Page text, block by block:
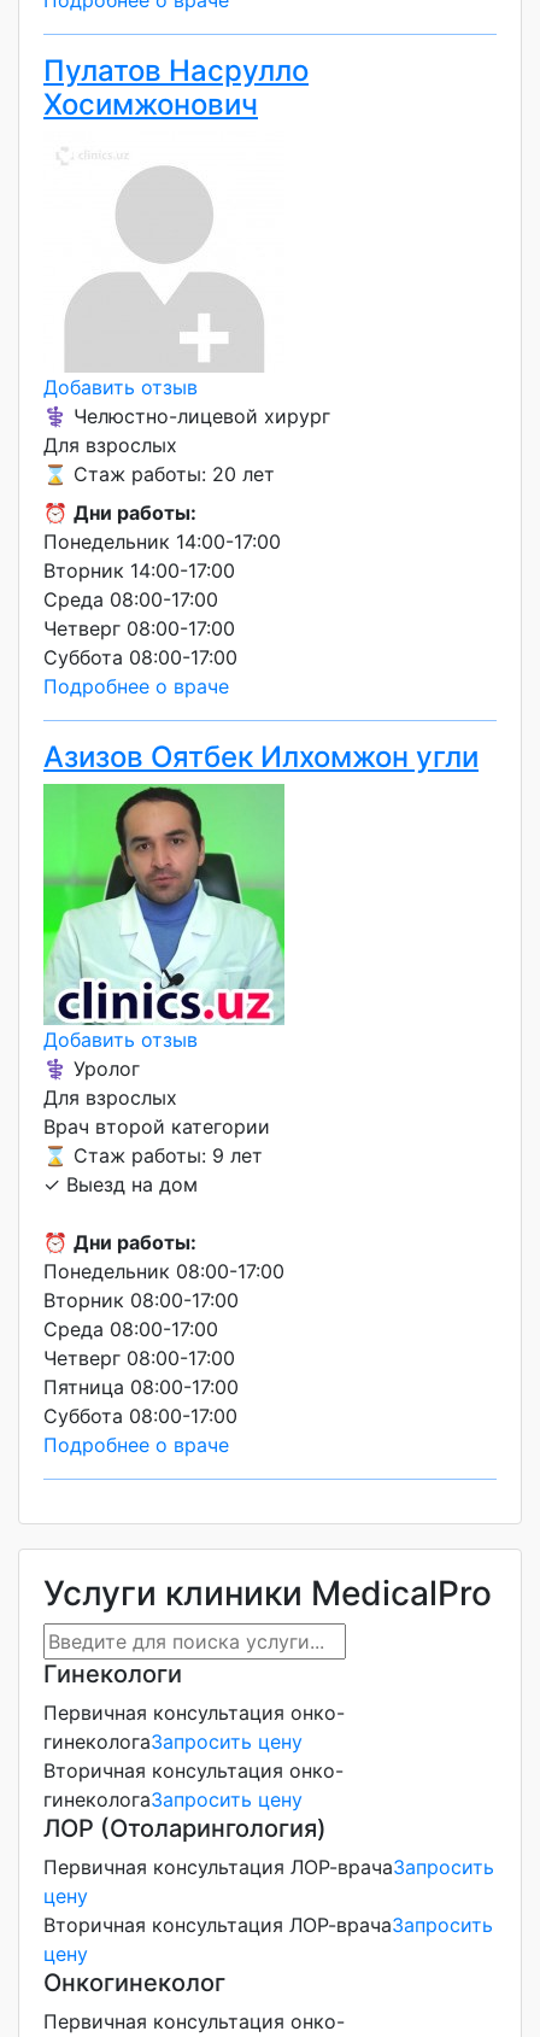
Пулатов Насрулло
Хосимжонович
Добавить отзыв
⚕️ Челюстно-лицевой хирург
Для взрослых
⌛ Стаж работы: 20 лет
⏰ Дни работы:
Понедельник 14:00-17:00
Вторник 14:00-17:00
Среда 08:00-17:00
Четверг 08:00-17:00
Суббота 08:00-17:00
Подробнее о враче
Азизов Оятбек Илхомжон угли
Добавить отзыв
⚕️ Уролог
Для взрослых
Врач второй категории
⌛ Стаж работы: 9 лет
✓ Выезд на дом
⏰ Дни работы:
Понедельник 08:00-17:00
Вторник 08:00-17:00
Среда 08:00-17:00
Четверг 08:00-17:00
Пятница 08:00-17:00
Суббота 08:00-17:00
Подробнее о враче
Услуги клиники MedicalPro
Гинекологи
Первичная консультация онко-
гинекологаЗапросить цену
Вторичная консультация онко-
гинекологаЗапросить цену
ЛОР (Отоларингология)
Первичная консультация ЛОР-врачаЗапросить
цену
Вторичная консультация ЛОР-врачаЗапросить
цену
Онкогинеколог
Первичная консультация онко-